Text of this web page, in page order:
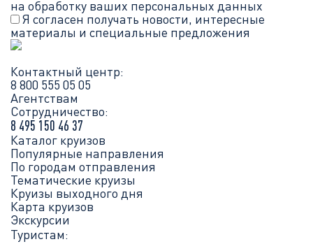
на обработку ваших персональных данных
Я согласен получать новости, интересные
материалы и специальные предложения
Контактный центр:
8 800 555 05 05
Агентствам
Сотрудничество:
8 495 150 46 37
Каталог круизов
Популярные направления
По городам отправления
Тематические круизы
Круизы выходного дня
Карта круизов
Экскурсии
Туристам: